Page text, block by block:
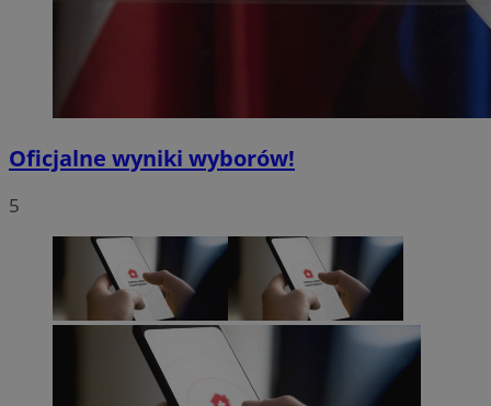
Oficjalne wyniki wyborów!
5